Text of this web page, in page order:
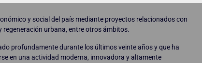
y social del país mediante proyectos relacionados con
regeneración urbana, entre otros ámbitos.
profundamente durante los últimos veinte años y que ha
en una actividad moderna, innovadora y altamente